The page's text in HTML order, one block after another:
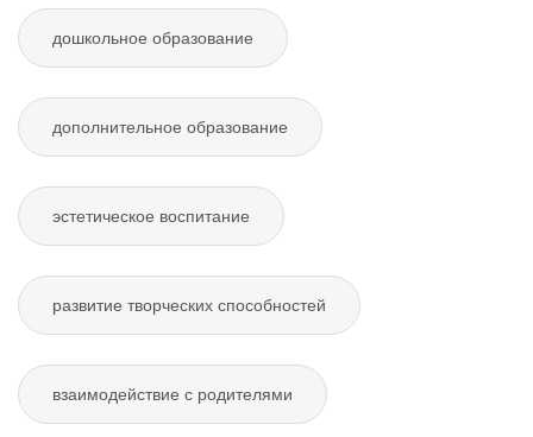
дошкольное образование
дополнительное образование
эстетическое воспитание
развитие творческих способностей
взаимодействие с родителями